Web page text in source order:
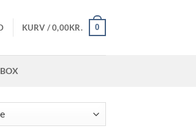
KURV /0,00KR. 0